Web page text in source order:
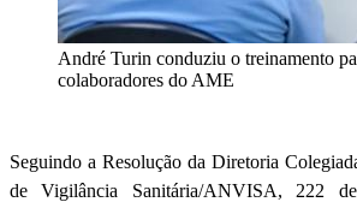
André Turin conduziu o treinamento
colaboradores do AME
Seguindo a Resolução da Diretoria
de Vigilância Sanitária/ANVISA, 222